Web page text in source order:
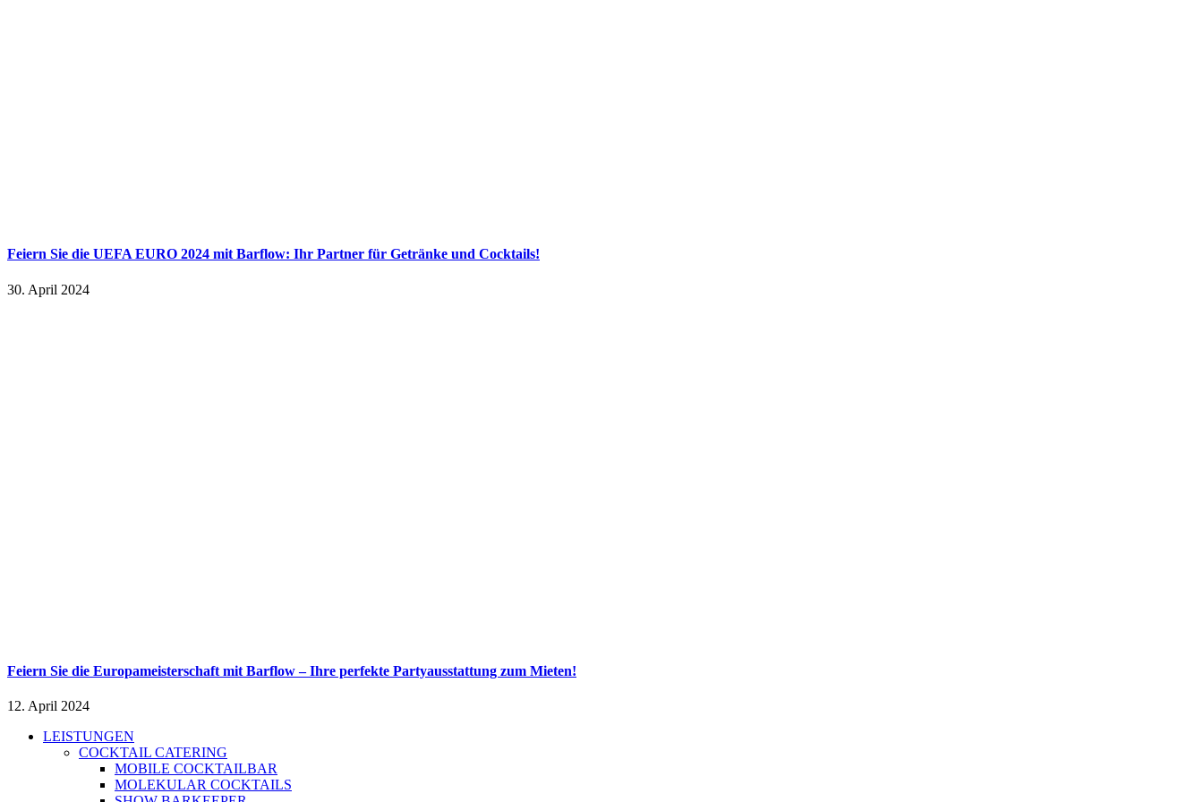
Feiern Sie die UEFA EURO 2024 mit Barflow: Ihr Partner für Getränke und Cocktails!
30. April 2024
Feiern Sie die Europameisterschaft mit Barflow – Ihre perfekte Partyausstattung zum Mieten!
12. April 2024
LEISTUNGEN
COCKTAIL CATERING
MOBILE COCKTAILBAR
MOLEKULAR COCKTAILS